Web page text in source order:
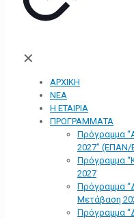
✕
ΑΡΧΙΚΗ
ΝΕΑ
Η ΕΤΑΙΡΙΑ
ΠΡΟΓΡΑΜΜΑΤΑ
Πρόγραμμα
2027” (ΕΠΑΝ/
Πρόγραμμα
2027
Πρόγραμμα
Μετάβαση
Πρόγραμμα